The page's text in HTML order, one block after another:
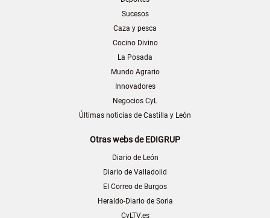
Sucesos
Caza y pesca
Cocino Divino
La Posada
Mundo Agrario
Innovadores
Negocios CyL
Últimas noticias de Castilla y León
Otras webs de EDIGRUP
Diario de León
Diario de Valladolid
El Correo de Burgos
Heraldo-Diario de Soria
CyLTV.es